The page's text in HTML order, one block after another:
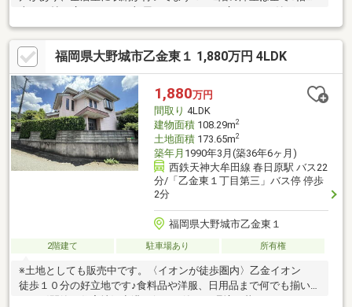
家族共有の収納場所として大変役立ちます◎・角地のため、日当
たり・通風良好です！■■【リフォーム内容】■■・新品：キッチ
ン・お風呂・トイレ・洗面台・内装：フロアタイル貼り・室内ク
リーニング・建具交換■■【周辺環境・その他】■■・小学校が近
く、お子様の通学に安心のエリア・駐車場3台可■ご内覧・ご来店
をご希望のお客様は、ご希望のお日にちをご連絡ください
福岡県大野城市乙金東１ 1,880万円 4LDK
1,880万円
間取り 4LDK
建物面積108.29m2
土地面積173.65m2
築年月 1990年3月(築36年6ヶ月)
西鉄天神大牟田線 春日原駅 バス22
分/「乙金東１丁目第三」バス停 停歩
2分
福岡県大野城市乙金東１
2階建て 駐車場あり 所有権
※土地としても販売中です。〈イオンが徒歩圏内〉乙金イオン
徒歩１０分の好立地です♪食料品や洋服、日用品まで何でも揃いま
す。〈閑静な住宅地〉空港へ行ける静かな環境で暮らせます。